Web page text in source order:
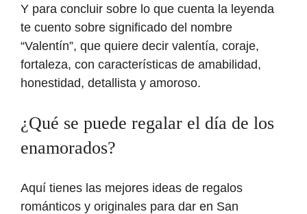
Y para concluir sobre lo que cuenta la leyenda
te cuento sobre significado del nombre
“Valentín”, que quiere decir valentía, coraje,
fortaleza, con características de amabilidad,
honestidad, detallista y amoroso.
¿Qué se puede regalar el día de los
enamorados?
Aquí tienes las mejores ideas de regalos
románticos y originales para dar en San